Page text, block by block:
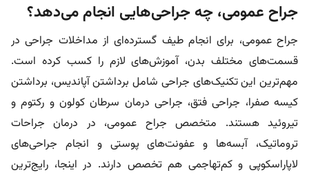
جراح عمومی، چه جراحی‌هایی انجام می‌دهد؟
جراح عمومی، برای انجام طیف گسترده‌ای از مداخلات جراحی در
قسمت‌های مختلف بدن، آموزش‌های لازم را کسب کرده است.
مهم‌ترین این تکنیک‌های جراحی شامل برداشتن آپاندیس، برداشتن
کیسه صفرا، جراحی فتق، جراحی درمان سرطان کولون و رکتوم و
تیروئید هستند. متخصص جراح عمومی، در درمان جراحات
تروماتیک، آبسه‌ها و عفونت‌های پوستی و انجام جراحی‌های
لاپاراسکوپی و کم‌تهاجمی هم تخصص دارند. در اینجا، رایج‌ترین